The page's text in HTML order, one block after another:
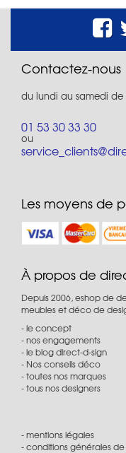
Contactez-nous
du lundi au samedi de
01 53 30 33 30
ou
Les moyens de
À propos de
Depuis 2006, eshop de
meubles et déco de
le concept
nos engagements
le blog direct-d-sign
Nos conseils déco
toutes nos marques
tous nos designers
mentions légales
conditions générales